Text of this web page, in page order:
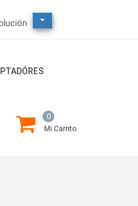
0
Mi Carrito